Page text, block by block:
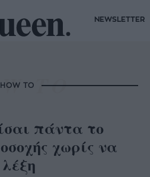
NEWSLETTER
HOW TO
πάντα το
χωρίς να